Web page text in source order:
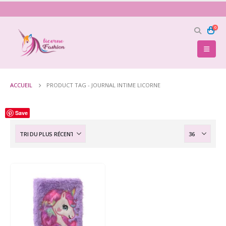
0
ACCUEIL PRODUCT TAG - JOURNAL INTIME LICORNE
Save